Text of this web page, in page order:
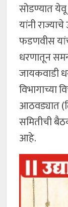
सोडण्यात
यांनी
फडणवीस
धरणातून
जायकवाडी
विभागाच्या
आठवड्यात
समितीची
आहे.